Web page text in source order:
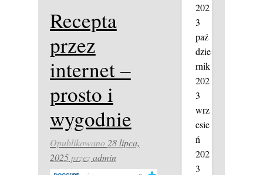
Recepta
przez
internet –
prosto i
wygodnie
Opublikowano 28 lipca,
2025przezadmin
202
3
paź
dzie
rnik
202
3
wrz
esie
ń
202
3